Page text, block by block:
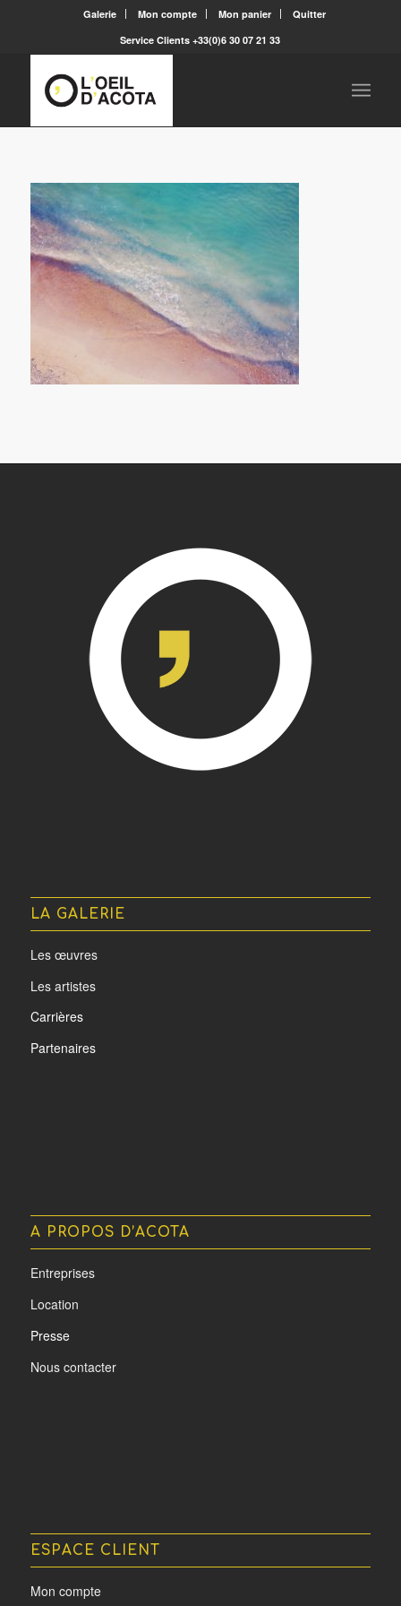
Galerie Mon compte Mon panier
Quitter
Service Clients +33(0)6 30 07 21 33
LA GALERIE
Les œuvres
Les artistes
Carrières
Partenaires
A PROPOS D’ACOTA
Entreprises
Location
Presse
Nous contacter
ESPACE CLIENT
Mon compte